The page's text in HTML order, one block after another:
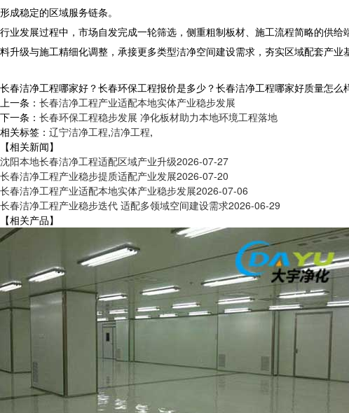
形成稳定的区域服务链条。
行业发展过程中，市场自发完成一轮筛选，侧重粗制板材、施工流程简略的供
料升级与施工精细化调整，承接更多类型洁净空间建设需求，夯实区域配套产业
长春洁净工程哪家好？长春环保工程报价是多少？长春洁净工程哪家好质量怎
上一条： 长春洁净工程产业适配本地实体产业稳步发展
下一条： 长春环保工程稳步发展 净化板材助力本地环境工程落地
相关标签： 辽宁洁净工程,洁净工程,
【相关新闻】
沈阳本地长春洁净工程适配区域产业升级2026-07-27
长春洁净工程产业稳步提质适配产业发展2026-07-20
长春洁净工程产业适配本地实体产业稳步发展2026-07-06
长春洁净工程产业稳步迭代 适配多领域空间建设需求2026-06-29
【相关产品】